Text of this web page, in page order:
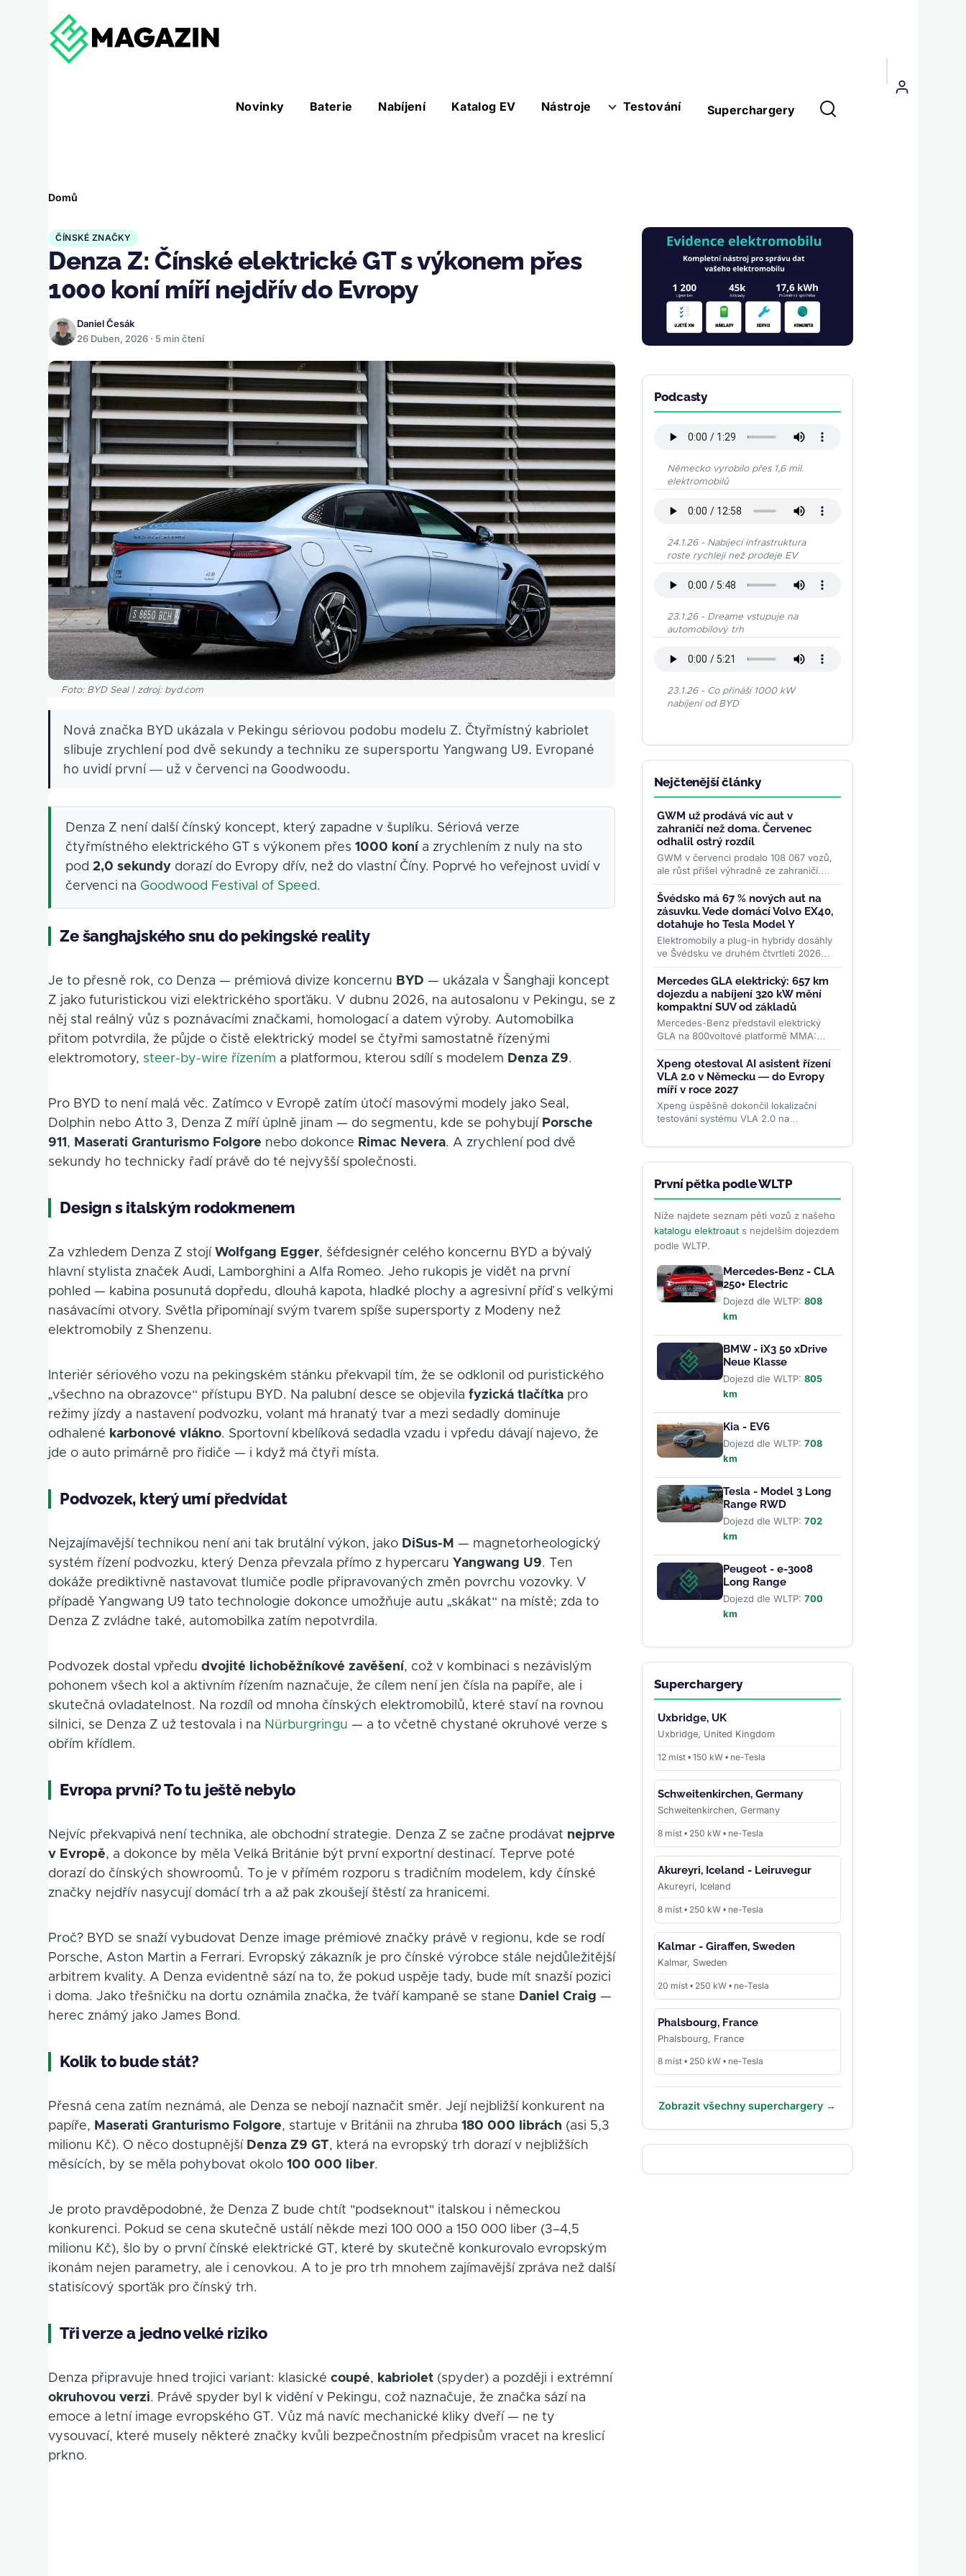
Hlavní
Novinky Baterie Nabíjení Katalog EV Nástroje
Nástroje sub-navigation Testování Superchargery
Menu
uživatelského
Drobečková
navigace
Domů
ČÍNSKÉ ZNAČKY
Denza Z: Čínské elektrické GT s výkonem přes
1000 koní míří nejdřív do Evropy
Daniel Česák
26 Duben, 2026 · 5 min čtení
Foto: BYD Seal | zdroj: byd.com
Nová značka BYD ukázala v Pekingu sériovou podobu modelu Z. Čtyřmístný kabriolet
slibuje zrychlení pod dvě sekundy a techniku ze supersportu Yangwang U9. Evropané
ho uvidí první — už v červenci na Goodwoodu.
Denza Z není další čínský koncept, který zapadne v šuplíku. Sériová verze
čtyřmístného elektrického GT s výkonem přes1000 koní a zrychlením z nuly na sto
pod2,0 sekundy dorazí do Evropy dřív, než do vlastní Číny. Poprvé ho veřejnost uvidí v
červenci na Goodwood Festival of Speed.
Ze šanghajského snu do pekingské reality
Je to přesně rok, co Denza — prémiová divize koncernu BYD — ukázala v Šanghaji koncept
Z jako futuristickou vizi elektrického sporťáku. V dubnu 2026, na autosalonu v Pekingu, se z
něj stal reálný vůz s poznávacími značkami, homologací a datem výroby. Automobilka
přitom potvrdila, že půjde o čistě elektrický model se čtyřmi samostatně řízenými
elektromotory, steer-by-wire řízením a platformou, kterou sdílí s modelem Denza Z9.
Pro BYD to není malá věc. Zatímco v Evropě zatím útočí masovými modely jako Seal,
Dolphin nebo Atto 3, Denza Z míří úplně jinam — do segmentu, kde se pohybují Porsche
911 , Maserati Granturismo Folgore nebo dokonce Rimac Nevera. A zrychlení pod dvě
sekundy ho technicky řadí právě do té nejvyšší společnosti.
Design s italským rodokmenem
Za vzhledem Denza Z stojí Wolfgang Egger, šéfdesignér celého koncernu BYD a bývalý
hlavní stylista značek Audi, Lamborghini a Alfa Romeo. Jeho rukopis je vidět na první
pohled — kabina posunutá dopředu, dlouhá kapota, hladké plochy a agresivní příď s velkými
nasávacími otvory. Světla připomínají svým tvarem spíše supersporty z Modeny než
elektromobily z Shenzenu.
Interiér sériového vozu na pekingském stánku překvapil tím, že se odklonil od puristického
„všechno na obrazovce“ přístupu BYD. Na palubní desce se objevilafyzická tlačítka pro
režimy jízdy a nastavení podvozku, volant má hranatý tvar a mezi sedadly dominuje
odhalené karbonové vlákno. Sportovní kbelíková sedadla vzadu i vpředu dávají najevo, že
jde o auto primárně pro řidiče — i když má čtyři místa.
Podvozek, který umí předvídat
Nejzajímavější technikou není ani tak brutální výkon, jako DiSus-M — magnetorheologický
systém řízení podvozku, který Denza převzala přímo z hypercaru Yangwang U9. Ten
dokáže prediktivně nastavovat tlumiče podle připravovaných změn povrchu vozovky. V
případě Yangwang U9 tato technologie dokonce umožňuje autu „skákat“ na místě; zda to
Denza Z zvládne také, automobilka zatím nepotvrdila.
Podvozek dostal vpředudvojité lichoběžníkové zavěšení, což v kombinaci s nezávislým
pohonem všech kol a aktivním řízením naznačuje, že cílem není jen čísla na papíře, ale i
skutečná ovladatelnost. Na rozdíl od mnoha čínských elektromobilů, které staví na rovnou
silnici, se Denza Z už testovala i na Nürburgringu — a to včetně chystané okruhové verze s
obřím křídlem.
Evropa první? To tu ještě nebylo
Nejvíc překvapivá není technika, ale obchodní strategie. Denza Z se začne prodávat nejprve
v Evropě, a dokonce by měla Velká Británie být první exportní destinací. Teprve poté
dorazí do čínských showroomů. To je v přímém rozporu s tradičním modelem, kdy čínské
značky nejdřív nasycují domácí trh a až pak zkoušejí štěstí za hranicemi.
Proč? BYD se snaží vybudovat Denze image prémiové značky právě v regionu, kde se rodí
Porsche, Aston Martin a Ferrari. Evropský zákazník je pro čínské výrobce stále nejdůležitější
arbitrem kvality. A Denza evidentně sází na to, že pokud uspěje tady, bude mít snazší pozici
i doma. Jako třešničku na dortu oznámila značka, že tváří kampaně se stane Daniel Craig —
herec známý jako James Bond.
Kolik to bude stát?
Přesná cena zatím neznámá, ale Denza se nebojí naznačit směr. Její nejbližší konkurent na
papíře, Maserati Granturismo Folgore, startuje v Británii na zhruba180 000 librách (asi 5,3
milionu Kč). O něco dostupnější Denza Z9 GT, která na evropský trh dorazí v nejbližších
měsících, by se měla pohybovat okolo100 000 liber.
Je proto pravděpodobné, že Denza Z bude chtít "podseknout" italskou i německou
konkurenci. Pokud se cena skutečně ustálí někde mezi 100 000 a 150 000 liber (3–4,5
milionu Kč), šlo by o první čínské elektrické GT, které by skutečně konkurovalo evropským
ikonám nejen parametry, ale i cenovkou. A to je pro trh mnohem zajímavější zpráva než další
statisícový sporťák pro čínský trh.
Tři verze a jedno velké riziko
Denza připravuje hned trojici variant: klasickécoupé, kabriolet (spyder) a později i extrémní
okruhovou verzi. Právě spyder byl k vidění v Pekingu, což naznačuje, že značka sází na
emoce a letní image evropského GT. Vůz má navíc mechanické kliky dveří — ne ty
vysouvací, které musely některé značky kvůli bezpečnostním předpisům vracet na kreslicí
prkno.
Obrázek
Podcasty
Německo vyrobilo přes 1,6 mil.
elektromobilů
24.1.26 - Nabíjecí infrastruktura
roste rychleji než prodeje EV
23.1.26 - Dreame vstupuje na
automobilový trh
23.1.26 - Co přináší 1000 kW
nabíjení od BYD
Nejčtenější články
GWM už prodává víc aut v
zahraničí než doma. Červenec
odhalil ostrý rozdíl
GWM v červenci prodalo 108 067 vozů,
ale růst přišel výhradně ze zahraničí.
Vývoz poprvé výrazně převážil domácí
prodeje, zatímco...>>
Švédsko má 67 % nových aut na
zásuvku. Vede domácí Volvo EX40,
dotahuje ho Tesla Model Y
Elektromobily a plug-in hybridy dosáhly
ve Švédsku ve druhém čtvrtletí 2026
podílu 67 %. Kraluje domácí Volvo EX40,
těsně za ním Tesla...>>
Mercedes GLA elektrický: 657 km
dojezdu a nabíjení 320 kW mění
kompaktní SUV od základů
Mercedes-Benz představil elektrický
GLA na 800voltové platformě MMA:
dojezd až 657 km WLTP, nabíjení
výkonem 320 kW a plnění na 80 % za
22... >>
Xpeng otestoval AI asistent řízení
VLA 2.0 v Německu — do Evropy
míří v roce 2027
Xpeng úspěšně dokončil lokalizační
testování systému VLA 2.0 na
zvládá evropské dopravní...>>
První pětka podle WLTP
Níže najdete seznam pěti vozů z našeho
katalogu elektroauts nejdelším dojezdem
podle WLTP.
Mercedes-Benz - CLA
250+ Electric
Dojezd dle WLTP: 808
km
BMW - iX3 50 xDrive
Neue Klasse
Dojezd dle WLTP: 805
km
Kia - EV6
Dojezd dle WLTP: 708
km
Tesla - Model 3 Long
Range RWD
Dojezd dle WLTP: 702
km
Peugeot - e-3008
Long Range
Dojezd dle WLTP: 700
km
Superchargery
Uxbridge, UK
Uxbridge, United Kingdom
12 míst • 150 kW • ne-Tesla
Schweitenkirchen, Germany
Schweitenkirchen, Germany
8 míst • 250 kW • ne-Tesla
Akureyri, Iceland - Leiruvegur
Akureyri, Iceland
8 míst • 250 kW • ne-Tesla
Kalmar - Giraffen, Sweden
Kalmar, Sweden
20 míst • 250 kW • ne-Tesla
Phalsbourg, France
Phalsbourg, France
8 míst • 250 kW • ne-Tesla
Zobrazit všechny superchargery →